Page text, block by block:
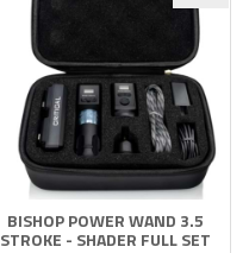
BISHOP POWER WAND 3.5
STROKE - SHADER FULL SET